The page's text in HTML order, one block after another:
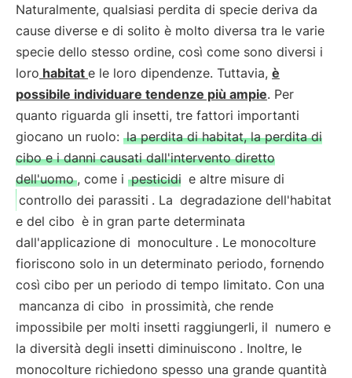
Naturalmente, qualsiasi perdita di specie deriva da
cause diverse e di solito è molto diversa tra le varie
specie dello stesso ordine, così come sono diversi i
loro habitat e le loro dipendenze. Tuttavia, è
possibile individuare tendenze più ampie. Per
quanto riguarda gli insetti, tre fattori importanti
giocano un ruolo: la perdita di habitat, la perdita di
cibo e i danni causati dall'intervento diretto
dell'uomo , come i pesticidi e altre misure di
controllo dei parassiti . La degradazione dell'habitat
e del cibo è in gran parte determinata
dall'applicazione di monoculture . Le monocolture
fioriscono solo in un determinato periodo, fornendo
così cibo per un periodo di tempo limitato. Con una
mancanza di cibo in prossimità, che rende
impossibile per molti insetti raggiungerli, il numero e
la diversità degli insetti diminuiscono . Inoltre, le
monocolture richiedono spesso una grande quantità